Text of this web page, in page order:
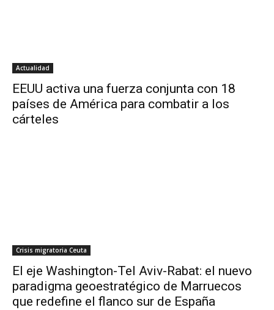
Actualidad
EEUU activa una fuerza conjunta con 18
países de América para combatir a los
cárteles
Crisis migratoria Ceuta
El eje Washington-Tel Aviv-Rabat: el nuevo
paradigma geoestratégico de Marruecos
que redefine el flanco sur de España